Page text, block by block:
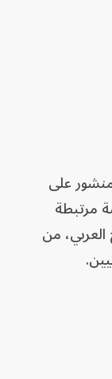
على
إن 39 سفينة مرتبطة
العربي، من